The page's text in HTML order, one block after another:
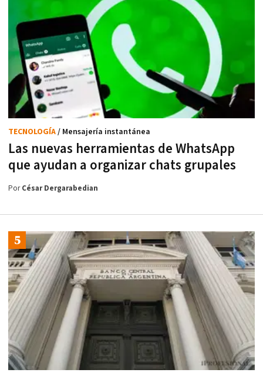
Las nuevas herramientas de WhatsApp
que ayudan a organizar chats grupales
TECNOLOGÍA/ Mensajería instantánea
PorCésar Dergarabedian